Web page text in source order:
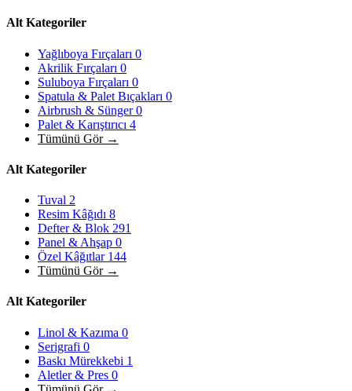
Alt Kategoriler
Yağlıboya Fırçaları 0
Akrilik Fırçaları 0
Suluboya Fırçaları 0
Spatula & Palet Bıçakları 0
Airbrush & Sünger0
Palet & Karıştırıcı 4
Tümünü Gör →
Alt Kategoriler
Tuval 2
Resim Kâğıdı 8
Defter & Blok 291
Panel & Ahşap 0
Özel Kâğıtlar 144
Tümünü Gör →
Alt Kategoriler
Linol & Kazıma 0
Serigrafi 0
Baskı Mürekkebi 1
Aletler & Pres 0